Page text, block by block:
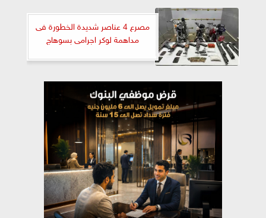
مصرع 4 عناصر شديدة الخطورة فى
مداهمة لوكر اجرامى بسوهاج